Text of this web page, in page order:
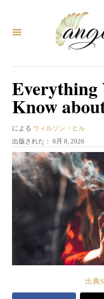
Everything
Know
による 著
者
ウィルソン・ヒル
投
稿
日
出版された： 6月 8, 2026
出典